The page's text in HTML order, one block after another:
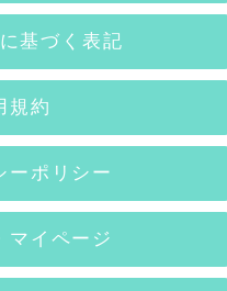
基づく表記
規約
ーポリシー
マイページ